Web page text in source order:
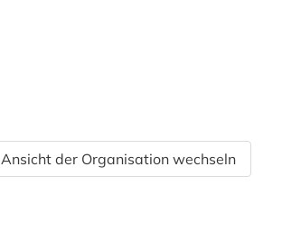
der Organisation wechseln